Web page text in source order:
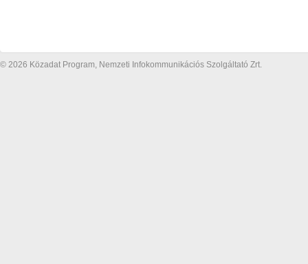
© 2026 Közadat Program, Nemzeti Infokommunikációs Szolgáltató Zrt.